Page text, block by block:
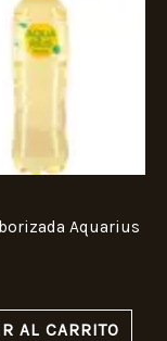
Aquarius
AL CARRITO